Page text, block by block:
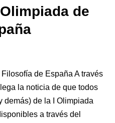
de
de España A través
la noticia de que todos
demás) de la I Olimpiada
a través del